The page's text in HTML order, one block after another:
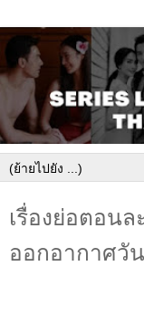
เรื่องย่อตอน
ออกอากาศวั